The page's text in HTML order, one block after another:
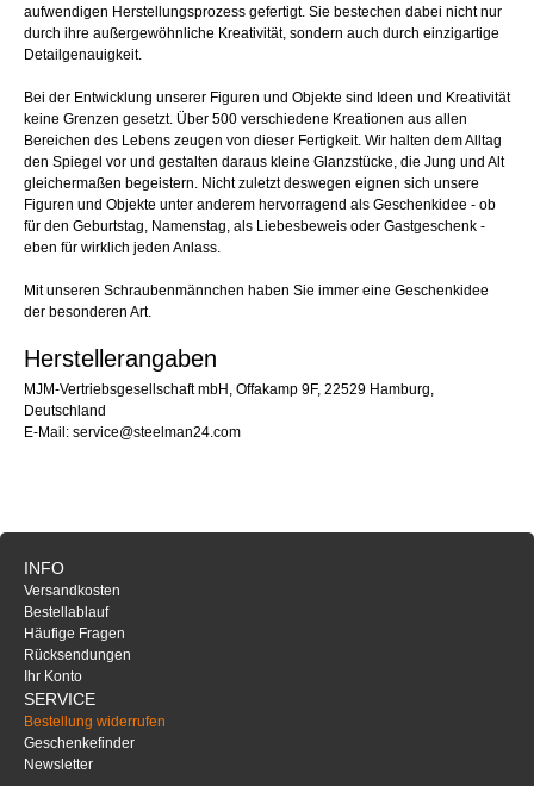
aufwendigen Herstellungsprozess gefertigt. Sie bestechen dabei nicht nur
durch ihre außergewöhnliche Kreativität, sondern auch durch einzigartige
Detailgenauigkeit.
Bei der Entwicklung unserer Figuren und Objekte sind Ideen und Kreativität
keine Grenzen gesetzt. Über 500 verschiedene Kreationen aus allen
Bereichen des Lebens zeugen von dieser Fertigkeit. Wir halten dem Alltag
den Spiegel vor und gestalten daraus kleine Glanzstücke, die Jung und Alt
gleichermaßen begeistern. Nicht zuletzt deswegen eignen sich unsere
Figuren und Objekte unter anderem hervorragend als Geschenkidee - ob
für den Geburtstag, Namenstag, als Liebesbeweis oder Gastgeschenk -
eben für wirklich jeden Anlass.
Mit unseren Schraubenmännchen haben Sie immer eine Geschenkidee
der besonderen Art.
Herstellerangaben
MJM-Vertriebsgesellschaft mbH, Offakamp 9F, 22529 Hamburg,
Deutschland
E-Mail: service@steelman24.com
INFO
Versandkosten
Bestellablauf
Häufige Fragen
Rücksendungen
Ihr Konto
SERVICE
Bestellung widerrufen
Geschenkefinder
Newsletter